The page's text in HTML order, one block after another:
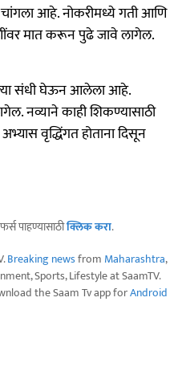
आहे. नोकरीमध्ये गती आणि
मात करून पुढे जावे लागेल.
संधी घेऊन आलेला आहे.
नव्याने काही शिकण्यासाठी
अभ्यास वृद्धिंगत होताना दिसून
पाहण्यासाठीक्लिक करा.
Breaking newsfrom Maharashtra,
Sports, Lifestyle at SaamTV.
the Saam Tv app forAndroid